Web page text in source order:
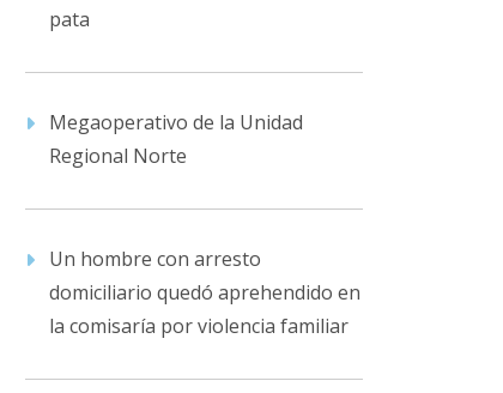
pata
Megaoperativo de la Unidad
Regional Norte
Un hombre con arresto
domiciliario quedó aprehendido en
la comisaría por violencia familiar